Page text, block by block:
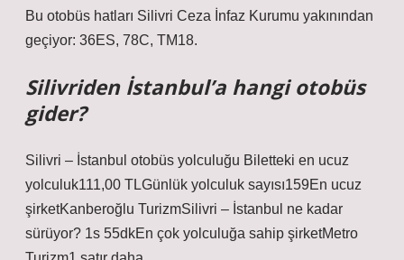
Bu otobüs hatları Silivri Ceza İnfaz Kurumu yakınından
geçiyor: 36ES, 78C, TM18.
Silivriden İstanbul’a hangi otobüs
gider?
Silivri – İstanbul otobüs yolculuğu Biletteki en ucuz
yolculuk111,00 TLGünlük yolculuk sayısı159En ucuz
şirketKanberoğlu TurizmSilivri – İstanbul ne kadar
sürüyor? 1s 55dkEn çok yolculuğa sahip şirketMetro